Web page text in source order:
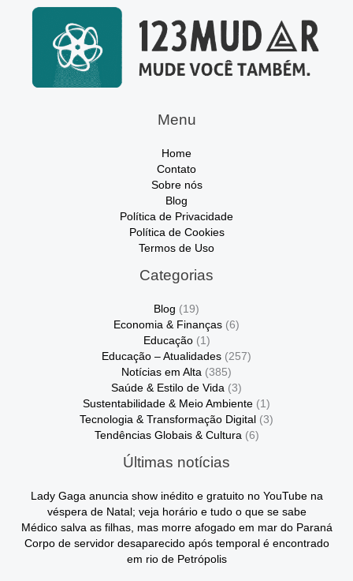
Menu
Home
Contato
Sobre nós
Blog
Política de Privacidade
Política de Cookies
Termos de Uso
Categorias
Blog (19)
Economia & Finanças (6)
Educação(1)
Educação – Atualidades (257)
Notícias em Alta (385)
Saúde & Estilo de Vida (3)
Sustentabilidade & Meio Ambiente (1)
Tecnologia & Transformação Digital (3)
Tendências Globais & Cultura (6)
Últimas notícias
Lady Gaga anuncia show inédito e gratuito no YouTube na
véspera de Natal; veja horário e tudo o que se sabe
Médico salva as filhas, mas morre afogado em mar do Paraná
Corpo de servidor desaparecido após temporal é encontrado
em rio de Petrópolis